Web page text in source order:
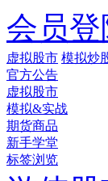
会员登
虚拟股市 模拟炒
官方公告
虚拟股市
模拟&实战
期货商品
新手学堂
标签浏览